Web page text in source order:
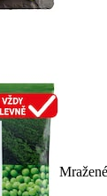
Mražené